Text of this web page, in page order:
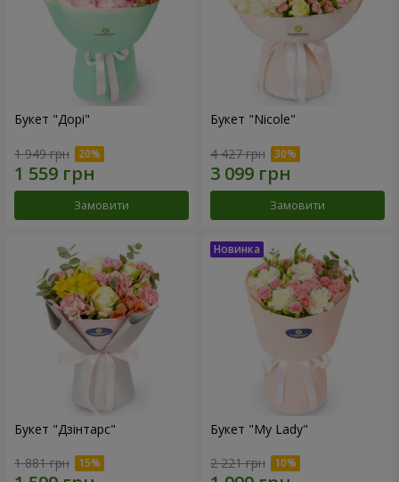
Букет "Дорі"
1 949 грн
Замовити
Букет "Nicole"
4 427 грн
Замовити
Букет "Дзінтарс"
1 881 грн
Букет "My Lady"
2 221 грн